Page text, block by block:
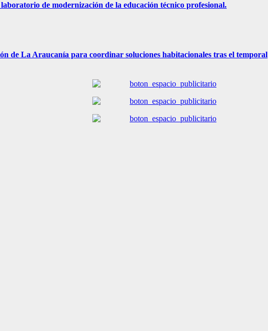
de modernización de la educación técnico profesional.
de La Araucanía para coordinar soluciones habitacionales tras el temporal